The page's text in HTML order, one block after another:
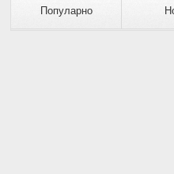
Популарно